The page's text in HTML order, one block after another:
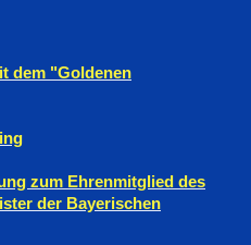
dem "Goldenen
zum Ehrenmitglied des
der Bayerischen